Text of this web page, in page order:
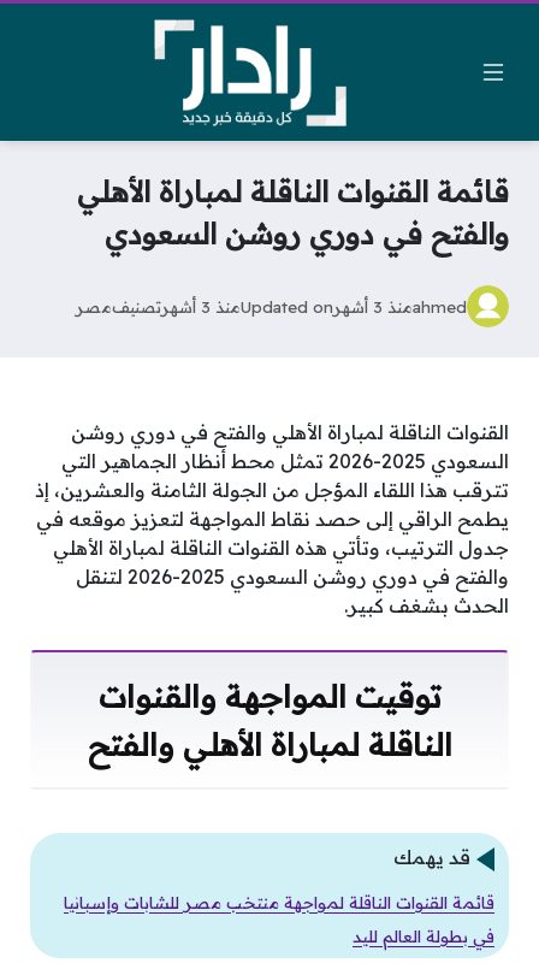
قائمة القنوات الناقلة لمباراة الأهلي
والفتح في دوري روشن السعودي
ahmedمنذ 3 أشهر Updated onمنذ 3 أشهر تصنيفمصر
القنوات الناقلة لمباراة الأهلي والفتح في دوري روشن
السعودي 2025-2026 تمثل محط أنظار الجماهير التي
تترقب هذا اللقاء المؤجل من الجولة الثامنة والعشرين، إذ
يطمح الراقي إلى حصد نقاط المواجهة لتعزيز موقعه في
جدول الترتيب، وتأتي هذه القنوات الناقلة لمباراة الأهلي
والفتح في دوري روشن السعودي 2025-2026 لتنقل
الحدث بشغف كبير.
توقيت المواجهة والقنوات
الناقلة لمباراة الأهلي والفتح
قد يهمك
قائمة القنوات الناقلة لمواجهة منتخب مصر للشابات وإسبانيا
في بطولة العالم لليد